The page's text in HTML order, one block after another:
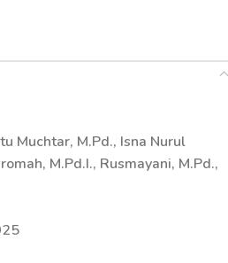
Muchtar, M.Pd., Isna Nurul
M.Pd.I., Rusmayani, M.Pd.,